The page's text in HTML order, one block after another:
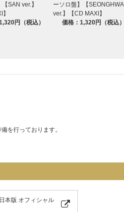
ン会（福岡）
月）10:00
ろ365” meet & greet（東京・兵庫・福岡）
SAN ver.】
円（税込）
ーソロ盤】【SEONGHWA
ver.】【CD MAXI】
価格：1,320円（税込）
を行っております。
本版 オフィシャル